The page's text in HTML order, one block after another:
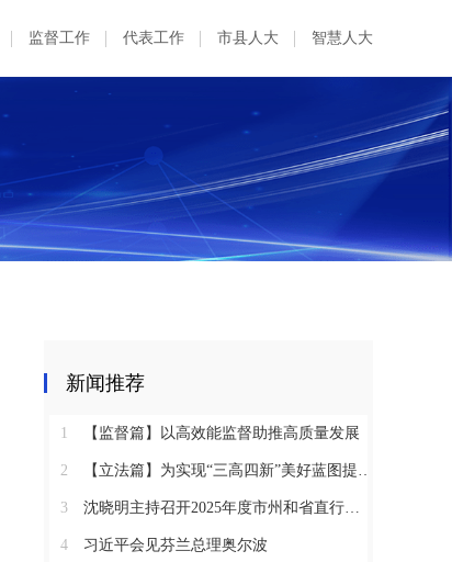
监督工作 代表工作 市县人大 智慧人大
新闻推荐
1 【监督篇】以高效能监督助推高质量发展
2 【立法篇】为实现“三高四新”美好蓝图提供坚实法治保障
3 沈晓明主持召开2025年度市州和省直行业系统党（工）委书记抓基层党建工作述职评议会议
4 习近平会见芬兰总理奥尔波